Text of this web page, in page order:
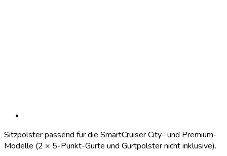
Sitzpolster passend für die SmartCruiser City- und Premium-
Modelle (2 × 5-Punkt-Gurte und Gurtpolster nicht inklusive).